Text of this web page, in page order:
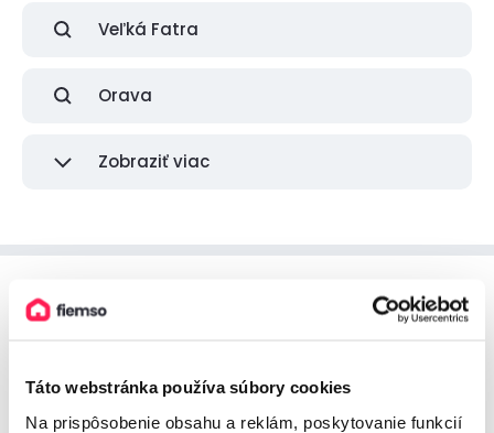
Táto webstránka používa súbory cookies
Na prispôsobenie obsahu a reklám, poskytovanie funkcií
Veľká Fatra
Orava
Zobraziť viac
Malá Fatra
turistika v Zázrivej? Nech hľadáte v Malej Fatre čokoľvek, u
nájdete ubytovanie za najlepšie ceny